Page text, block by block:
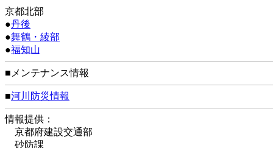
京都北部
●丹後
●舞鶴・綾部
●福知山
■メンテナンス情報
■河川防災情報
情報提供：
京都府建設交通部
砂防課